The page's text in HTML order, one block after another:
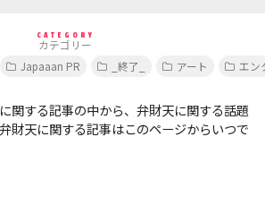
CATEGORY
カテゴリー
Japaaan PR _終了_ アート エン
関する記事の中から、弁財天に関する話題
財天に関する記事はこのページからいつで